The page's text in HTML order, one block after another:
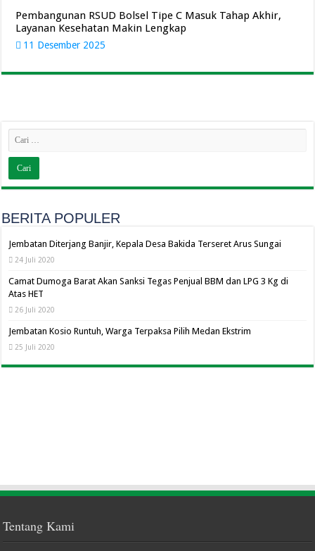
Pembangunan RSUD Bolsel Tipe C Masuk Tahap Akhir,
Layanan Kesehatan Makin Lengkap
11 Desember 2025
BERITA POPULER
Jembatan Diterjang Banjir, Kepala Desa Bakida Terseret Arus Sungai
24 Juli 2020
Camat Dumoga Barat Akan Sanksi Tegas Penjual BBM dan LPG 3 Kg di
Atas HET
26 Juli 2020
Jembatan Kosio Runtuh, Warga Terpaksa Pilih Medan Ekstrim
25 Juli 2020
Tentang Kami